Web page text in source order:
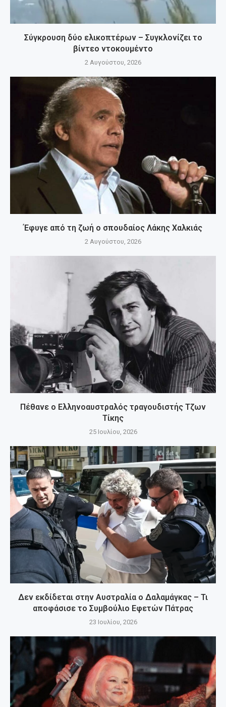
Σύγκρουση δύο ελικοπτέρων – Συγκλονίζει το
βίντεο ντοκουμέντο
2 Αυγούστου, 2026
Έφυγε από τη ζωή ο σπουδαίος Λάκης Χαλκιάς
2 Αυγούστου, 2026
Πέθανε ο Ελληνοαυστραλός τραγουδιστής Τζων
Τίκης
25 Ιουλίου, 2026
Δεν εκδίδεται στην Αυστραλία ο Δαλαμάγκας – Τι
αποφάσισε το Συμβούλιο Εφετών Πάτρας
23 Ιουλίου, 2026